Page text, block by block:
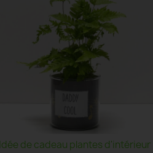
Idée de cadeau plantes d'intérieur